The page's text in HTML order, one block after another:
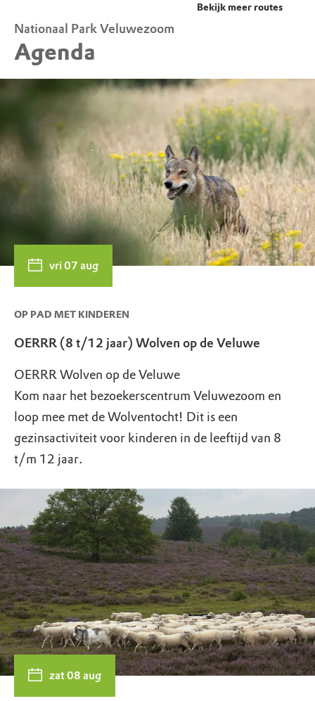
Bekijk meer routes
Nationaal Park Veluwezoom
Agenda
vri 07 aug
OP PAD MET KINDEREN
OERRR (8 t/12 jaar) Wolven op de Veluwe
OERRR Wolven op de Veluwe
Kom naar het bezoekerscentrum Veluwezoom en
loop mee met de Wolventocht! Dit is een
gezinsactiviteit voor kinderen in de leeftijd van 8
t/m 12 jaar.
zat 08 aug